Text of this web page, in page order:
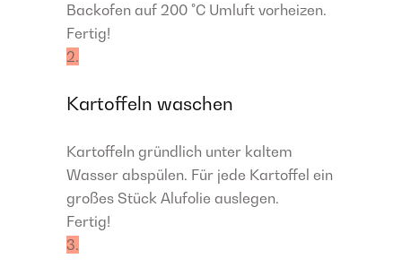
Backofen auf 200 °C Umluft vorheizen.
Fertig!
2.
Kartoffeln waschen
Kartoffeln gründlich unter kaltem
Wasser abspülen. Für jede Kartoffel ein
großes Stück Alufolie auslegen.
Fertig!
3.